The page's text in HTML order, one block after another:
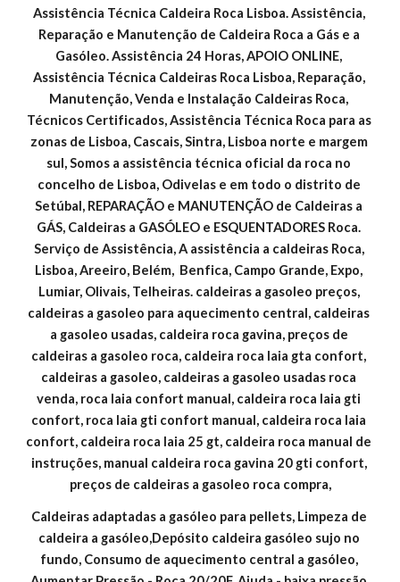
Assistência Técnica Caldeira Roca Lisboa. Assistência,
Reparação e Manutenção de Caldeira Roca a Gás e a
Gasóleo. Assistência 24 Horas, APOIO ONLINE,
Assistência Técnica Caldeiras Roca Lisboa, Reparação,
Manutenção, Venda e Instalação Caldeiras Roca,
Técnicos Certificados, Assistência Técnica Roca para as
zonas de Lisboa, Cascais, Sintra, Lisboa norte e margem
sul, Somos a assistência técnica oficial da roca no
concelho de Lisboa, Odivelas e em todo o distrito de
Setúbal, REPARAÇÃO e MANUTENÇÃO de Caldeiras a
GÁS, Caldeiras a GASÓLEO e ESQUENTADORES Roca.
Serviço de Assistência, A assistência a caldeiras Roca,
Lisboa, Areeiro, Belém,  Benfica, Campo Grande, Expo,
Lumiar, Olivais, Telheiras. caldeiras a gasoleo preços,
caldeiras a gasoleo para aquecimento central, caldeiras
a gasoleo usadas, caldeira roca gavina, preços de
caldeiras a gasoleo roca, caldeira roca laia gta confort,
caldeiras a gasoleo, caldeiras a gasoleo usadas roca
venda, roca laia confort manual, caldeira roca laia gti
confort, roca laia gti confort manual, caldeira roca laia
confort, caldeira roca laia 25 gt, caldeira roca manual de
instruções, manual caldeira roca gavina 20 gti confort,
preços de caldeiras a gasoleo roca compra,
Caldeiras adaptadas a gasóleo para pellets, Limpeza de
caldeira a gasóleo,Depósito caldeira gasóleo sujo no
fundo, Consumo de aquecimento central a gasóleo,